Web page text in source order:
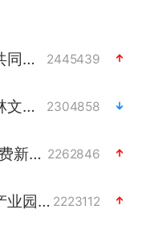
沙特土耳其巴基斯坦签署共同防务协议 2445439
武汉市人大常委会副主任林文书被查 2304858
“电影+”如何激发千亿级消费新活力？ 2262846
全球首个长时储能一体化产业园量产 2223112